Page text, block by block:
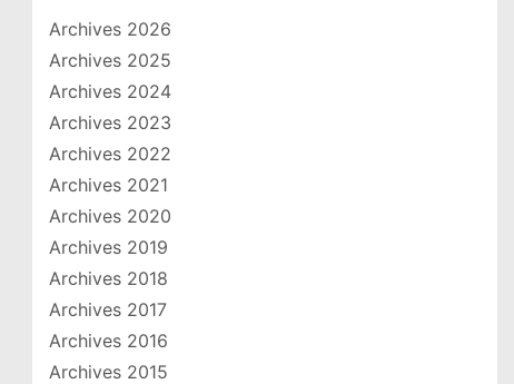
Archives 2026
Archives 2025
Archives 2024
Archives 2023
Archives 2022
Archives 2021
Archives 2020
Archives 2019
Archives 2018
Archives 2017
Archives 2016
Archives 2015